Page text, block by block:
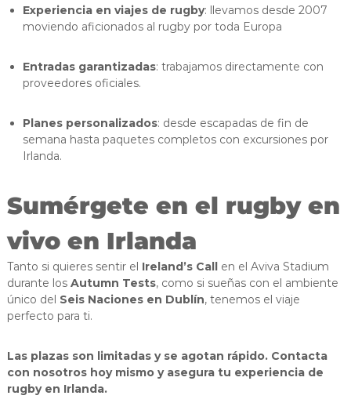
Experiencia en viajes de rugby: llevamos desde 2007
moviendo aficionados al rugby por toda Europa
Entradas garantizadas: trabajamos directamente con
proveedores oficiales.
Planes personalizados: desde escapadas de fin de
semana hasta paquetes completos con excursiones por
Irlanda.
Sumérgete en el rugby en
vivo en Irlanda
Tanto si quieres sentir el Ireland’s Callen el Aviva Stadium
durante los Autumn Tests, como si sueñas con el ambiente
único del Seis Naciones en Dublín, tenemos el viaje
perfecto para ti.
Las plazas son limitadas y se agotan rápido. Contacta
con nosotros hoy mismo y asegura tu experiencia de
rugby en Irlanda.